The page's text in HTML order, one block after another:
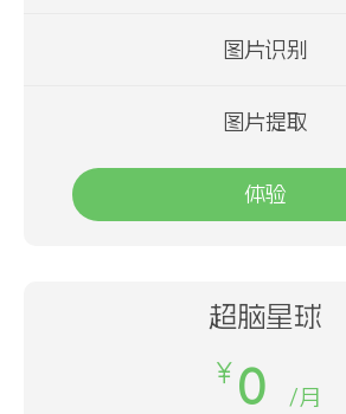
图片识别
图片提取
体验
超脑星球
￥ 0 /月